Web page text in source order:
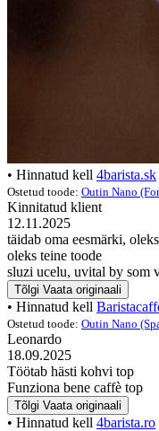
• Hinnatud kell 4barista.sk
Ostetud toode: Outin Nano
Kinnitatud klient
12.11.2025
täidab oma eesmärki,
oleks teine toode
sluzi ucelu, uvital by som
Tõlgi Vaata originaali
• Hinnatud kell
Ostetud toode: Outin Nano
Leonardo
18.09.2025
Töötab hästi kohvi top
Funziona bene caffè top
Tõlgi Vaata originaali
• Hinnatud kell 4barista.ro